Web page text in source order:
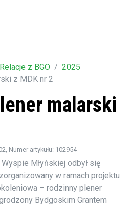
Relacje z BGO
2025
z MDK nr 2
malarski
, Numer artykułu: 102954
Młyńskiej odbył się
w ramach projektu
– rodzinny plener
Bydgoskim Grantem